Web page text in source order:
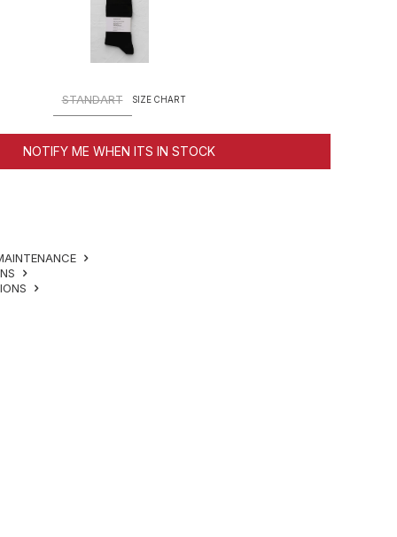
STANDART SIZE CHART
NOTIFY ME WHEN ITS IN STOCK